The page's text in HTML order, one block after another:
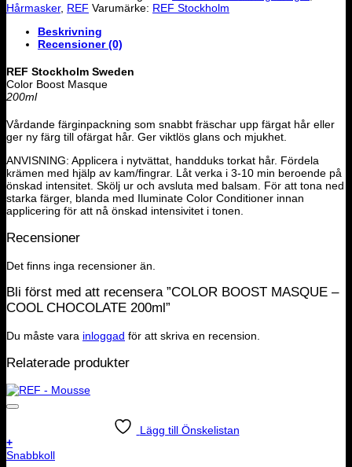
COOL
200ml
mängd
Hårmasker, REF Varumärke: REF Stockholm
Beskrivning
Recensioner (0)
REF Stockholm Sweden
Color Boost Masque
200ml
Vårdande färginpackning som snabbt fräschar upp färgat hår eller
ger ny färg till ofärgat hår. Ger viktlös glans och mjukhet.
ANVISNING: Applicera i nytvättat, handduks torkat hår. Fördela
krämen med hjälp av kam/fingrar. Låt verka i 3-10 min beroende på
önskad intensitet. Skölj ur och avsluta med balsam. För att tona ned
starka färger, blanda med Iluminate Color Conditioner innan
applicering för att nå önskad intensivitet i tonen.
Recensioner
Det finns inga recensioner än.
Bli först med att recensera ”COLOR BOOST MASQUE –
COOL CHOCOLATE 200ml”
Du måste vara inloggad för att skriva en recension.
Relaterade produkter
Lägg till Önskelistan
+
Snabbkoll